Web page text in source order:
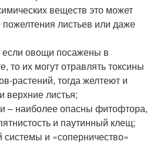
веществ это может
листьев или даже
если овощи посажены в
то их могут отравлять токсины
растений, тогда желтеют и
верхние листья;
– наиболее опасны фитофтора,
и паутинный клещ;
системы и «соперничество»